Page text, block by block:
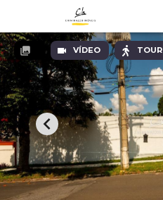
VÍDEO TOUR